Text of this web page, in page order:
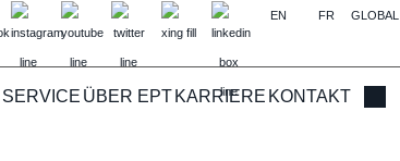
EN FR GLOBAL
SERVICE ÜBER EPTKARRIERE KONTAKT